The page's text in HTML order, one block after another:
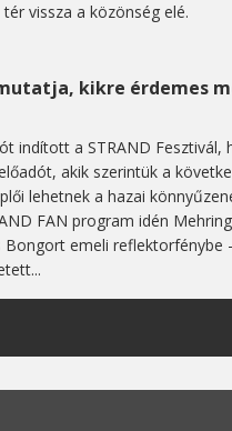
vissza a közönség elé.
kikre érdemes
indított a STRAND Fesztivál,
akik szerintük a
lehetnek a hazai
FAN program idén
Bongort emeli reflektorfénybe